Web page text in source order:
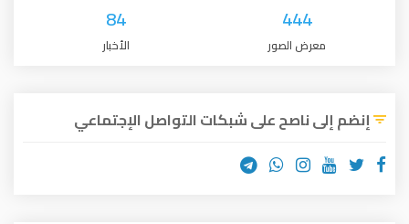
444
معرض الصور
84
الأخبار
إنضم إلى ناصح على شبكات التواصل الإجتماعي